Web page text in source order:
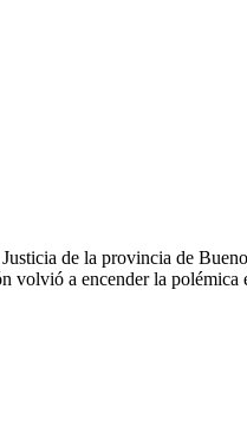
de la provincia de
volvió a encender la polémica